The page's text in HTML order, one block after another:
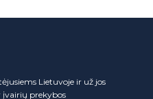
Lietuvoje ir už jos
įvairių prekybos